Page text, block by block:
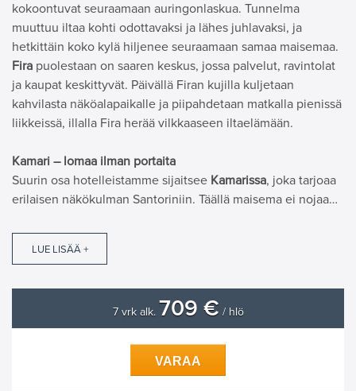
kokoontuvat seuraamaan auringonlaskua. Tunnelma
muuttuu iltaa kohti odottavaksi ja lähes juhlavaksi, ja
hetkittäin koko kylä hiljenee seuraamaan samaa maisemaa.
Fira puolestaan on saaren keskus, jossa palvelut, ravintolat
ja kaupat keskittyvät. Päivällä Firan kujilla kuljetaan
kahvilasta näköalapaikalle ja piipahdetaan matkalla pienissä
liikkeissä, illalla Fira herää vilkkaaseen iltaelämään.
Kamari – lomaa ilman portaita
Suurin osa hotelleistamme sijaitsee Kamarissa, joka tarjoaa
erilaisen näkökulman Santoriniin. Täällä maisema ei nojaa…
LUE LISÄÄ +
7 vrk alk. 709 € / hlö
VARAA